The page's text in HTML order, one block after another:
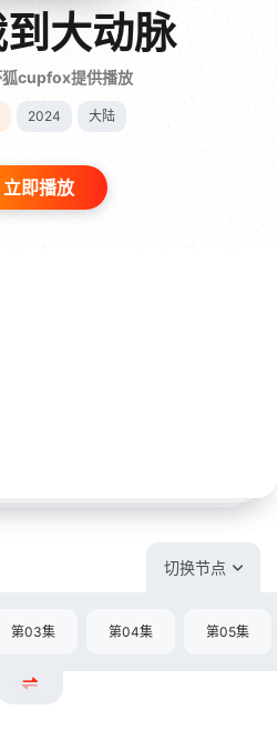
大动脉
狐cupfox提供播放
2024 大陆
立即播放
切换节点
第03集 第04集 第05集